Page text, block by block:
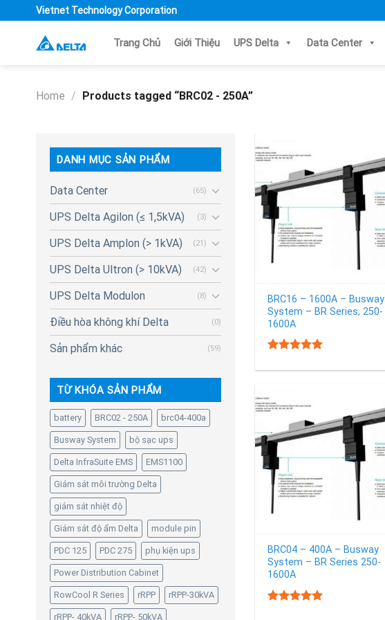
to
Vietnet Technology Corporation
Trang Chủ Giới Thiệu UPS Delta Data Center
Home / Products tagged “BRC02 - 250A”
DANH MỤC SẢN PHẨM
Data Center (65)
UPS Delta Agilon (≤ 1,5kVA) (3)
UPS Delta Amplon (> 1kVA) (21)
UPS Delta Ultron (> 10kVA) (42)
UPS Delta Modulon (8)
Điều hòa không khí Delta (0)
Sản phẩm khác (59)
TỪ KHÓA SẢN PHẨM
battery BRC02 - 250A brc04-400a
Busway System bộ sạc ups
Delta InfraSuite EMS EMS1100
Giám sát môi trường Delta
giám sát nhiệt độ
Giám sát độ ẩm Delta module pin
PDC 125 PDC 275 phụ kiện ups
Power Distribution Cabinet
RowCool R Series rRPP rRPP-30kVA
rRPP- 40kVA rRPP- 50kVA
BRC16 – 1600A – Busway
System – BR Series, 250-
1600A
out of 5
BRC04 – 400A – Busway
System – BR Series 250-
1600A